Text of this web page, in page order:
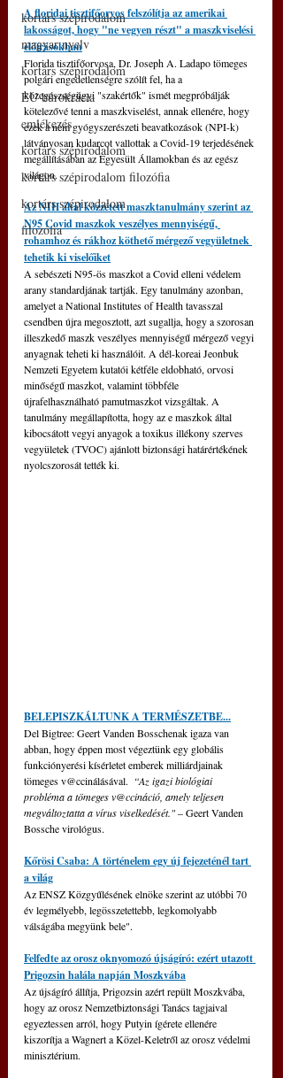
kortárs szépirodalom
magyar nyelv
kortárs szépirodalom
EU bürokrácia
emlékezés
kortárs szépirodalom
kortárs szépirodalom filozófia
kortárs szépirodalom
filozófia
A floridai tisztifőorvos felszólítja az amerikai
lakosságot, hogy "ne vegyen részt" a maszkviselési
előírásokban
Florida tisztifőorvosa, Dr. Joseph A. Ladapo tömeges
polgári engedetlenségre szólít fel, ha a
közegészségügyi "szakértők" ismét megpróbálják
kötelezővé tenni a maszkviselést, annak ellenére, hogy
ezek a nem gyógyszerészeti beavatkozások (NPI-k)
látványosan kudarcot vallottak a Covid-19 terjedésének
megállításában az Egyesült Államokban és az egész
világon.
Az NIH által közzétett maszktanulmány szerint az
N95 Covid maszkok veszélyes mennyiségű,
rohamhoz és rákhoz köthető mérgező vegyületnek
tehetik ki viselőiket
A sebészeti N95-ös maszkot a Covid elleni védelem
arany standardjának tartják. Egy tanulmány azonban,
amelyet a National Institutes of Health tavasszal
csendben újra megosztott, azt sugallja, hogy a szorosan
illeszkedő maszk veszélyes mennyiségű mérgező vegyi
anyagnak teheti ki használóit. A dél-koreai Jeonbuk
Nemzeti Egyetem kutatói kétféle eldobható, orvosi
minőségű maszkot, valamint többféle
újrafelhasználható pamutmaszkot vizsgáltak. A
tanulmány megállapította, hogy az e maszkok által
kibocsátott vegyi anyagok a toxikus illékony szerves
vegyületek (TVOC) ajánlott biztonsági határértékének
nyolcszorosát tették ki.
BELEPISZKÁLTUNK A TERMÉSZETBE...
Del Bigtree: Geert Vanden Bosschenak igaza van
abban, hogy éppen most végeztünk egy globális
funkciónyerési kísérletet emberek milliárdjainak
tömeges v@ccinálásával. “Az igazi biológiai
probléma a tömeges v@ccináció, amely teljesen
megváltoztatta a vírus viselkedését." – Geert Vanden
Bossche virológus.
Kőrösi Csaba: A történelem egy új fejezeténél tart
a világ
Az ENSZ Közgyűlésének elnöke szerint az utóbbi 70
év legmélyebb, legösszetettebb, legkomolyabb
válságába megyünk bele".
Felfedte az orosz oknyomozó újságíró: ezért utazott
Prigozsin halála napján Moszkvába
Az újságíró állítja, Prigozsin azért repült Moszkvába,
hogy az orosz Nemzetbiztonsági Tanács tagjaival
egyeztessen arról, hogy Putyin ígérete ellenére
kiszorítja a Wagnert a Közel-Keletről az orosz védelmi
minisztérium.